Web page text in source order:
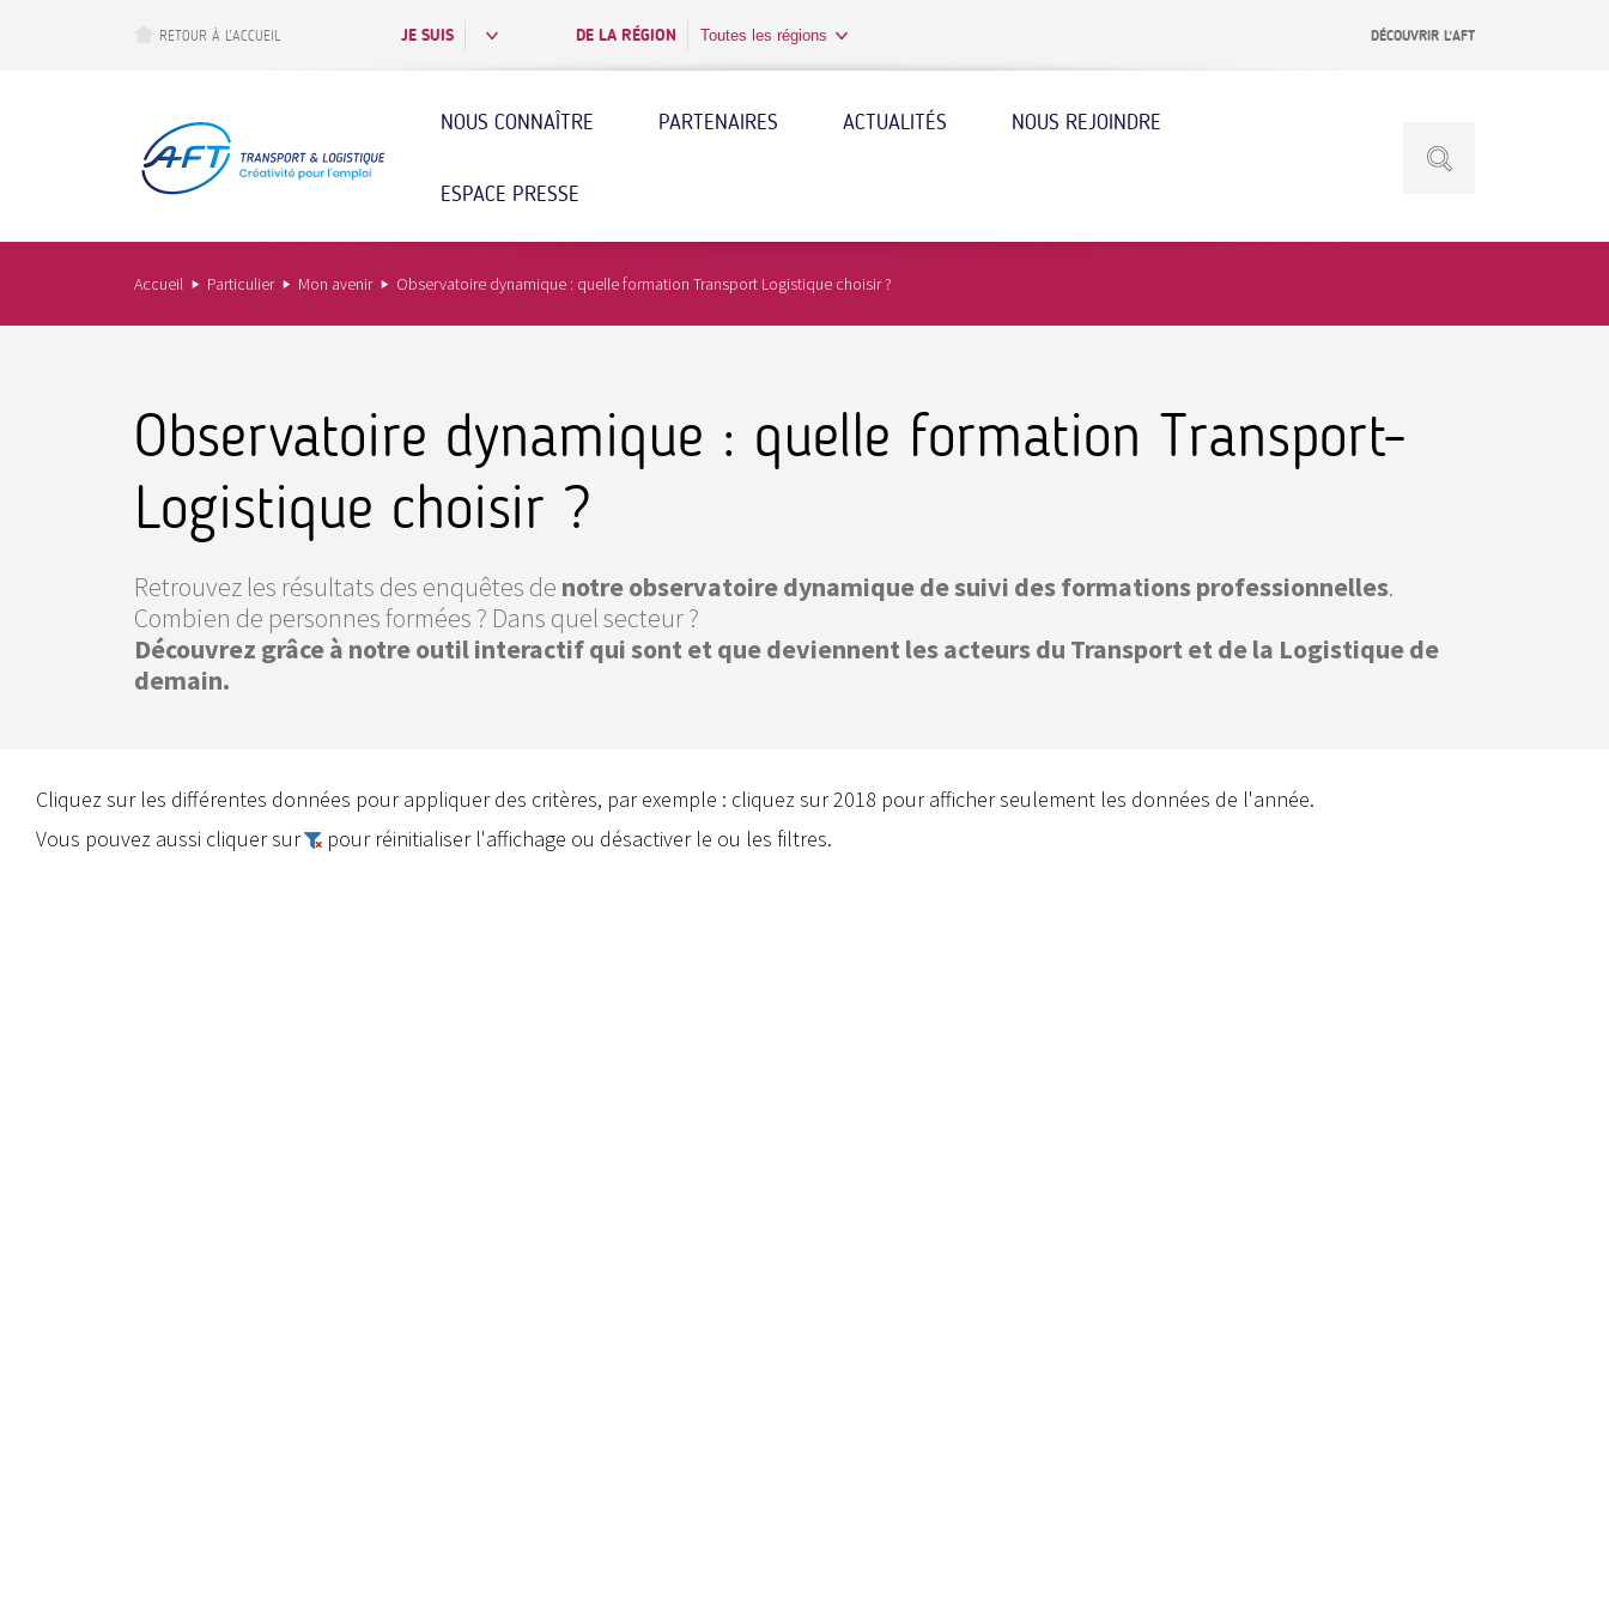
RETOUR À L’ACCUEIL JE SUIS DE LA RÉGION Toutes les régions DÉCOUVRIR L’AFT
NOUS CONNAÎTRE PARTENAIRES ACTUALITÉS NOUS REJOINDRE
ESPACE PRESSE
Accueil Particulier Mon avenir Observatoire dynamique : quelle formation Transport Logistique choisir ?
Observatoire dynamique : quelle formation Transport-
Logistique choisir ?
Retrouvez les résultats des enquêtes de notre observatoire dynamique de suivi des formations professionnelles.
Combien de personnes formées ? Dans quel secteur ?
Découvrez grâce à notre outil interactif qui sont et que deviennent les acteurs du Transport et de la Logistique de
demain.
Cliquez sur les différentes données pour appliquer des critères, par exemple : cliquez sur 2018 pour afficher seulement les données de l'année.
Vous pouvez aussi cliquer sur
pour réinitialiser l'affichage ou désactiver le ou les filtres.